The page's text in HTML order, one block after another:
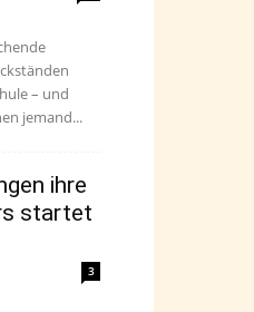
– und
jemand...
ihre
startet
3